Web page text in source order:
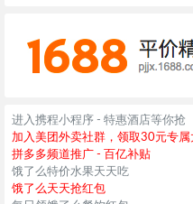
进入携程小程序 - 特惠酒店等你抢
加入美团外卖社群，领取30元专属
拼多多频道推广 - 百亿补贴
饿了么特价水果天天吃
饿了么天天抢红包